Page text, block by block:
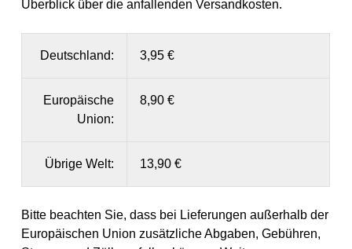
Überblick über die anfallenden Versandkosten.
Deutschland: 3,95 €
Europäische
Union:
8,90 €
Übrige Welt: 13,90 €
Bitte beachten Sie, dass bei Lieferungen außerhalb der
Europäischen Union zusätzliche Abgaben, Gebühren,